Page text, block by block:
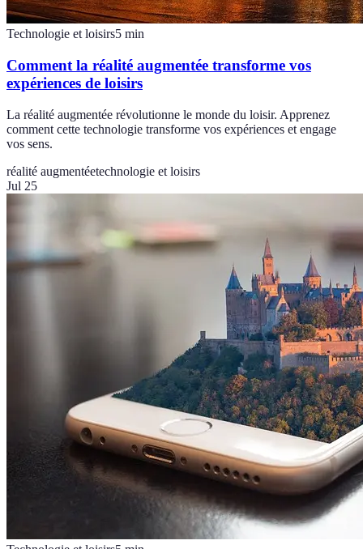
Technologie et loisirs5 min
Comment la réalité augmentée transforme vos
expériences de loisirs
La réalité augmentée révolutionne le monde du loisir. Apprenez
comment cette technologie transforme vos expériences et engage
vos sens.
réalité augmentéetechnologie et loisirs
Jul 25